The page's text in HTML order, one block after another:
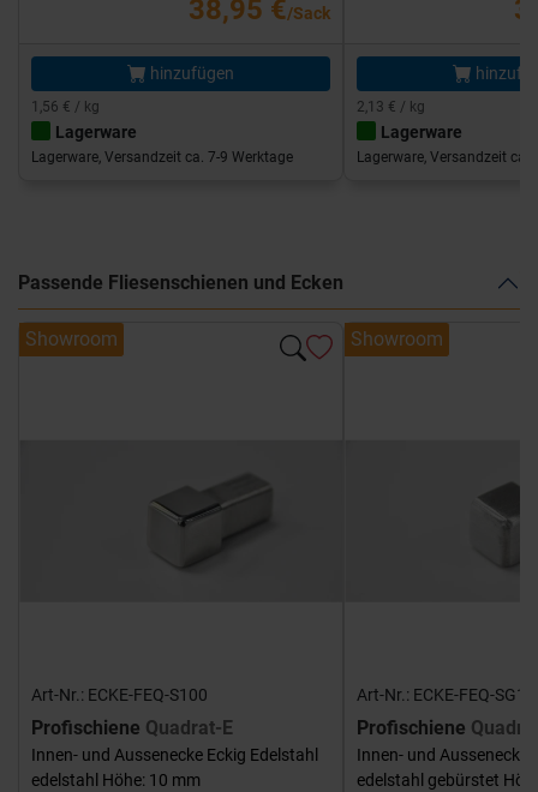
38,95 €/Sack
hinzufügen
1,56 € / kg
Lagerware
Lagerware, Versandzeit ca. 7-9 Werktage
2,13 € / kg
Lagerware
Lagerware, Versandzeit ca.
Passende Fliesenschienen und Ecken
Showroom
Art-Nr.: ECKE-FEQ-S100
Profischiene Quadrat-E
Innen- und Aussenecke Eckig Edelstahl
edelstahl Höhe: 10 mm
Showroom
Art-Nr.: ECKE-FEQ-
Profischiene
Innen- und Aussenecke
edelstahl gebürstet